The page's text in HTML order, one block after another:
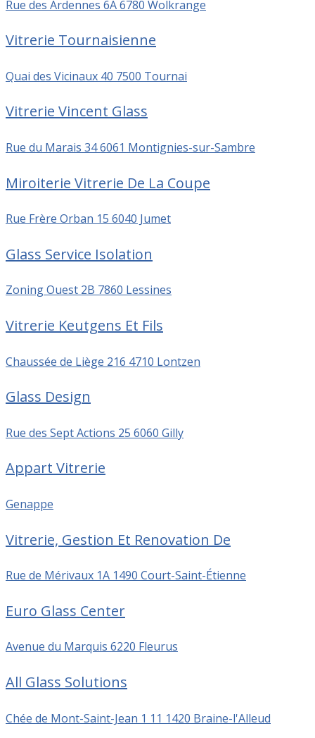
Rue des Ardennes 6A 6780 Wolkrange
Vitrerie Tournaisienne
Quai des Vicinaux 40 7500 Tournai
Vitrerie Vincent Glass
Rue du Marais 34 6061 Montignies-sur-Sambre
Miroiterie Vitrerie De La Coupe
Rue Frère Orban 15 6040 Jumet
Glass Service Isolation
Zoning Ouest 2B 7860 Lessines
Vitrerie Keutgens Et Fils
Chaussée de Liège 216 4710 Lontzen
Glass Design
Rue des Sept Actions 25 6060 Gilly
Appart Vitrerie
Genappe
Vitrerie, Gestion Et Renovation De
Rue de Mérivaux 1A 1490 Court-Saint-Étienne
Euro Glass Center
Avenue du Marquis 6220 Fleurus
All Glass Solutions
Chée de Mont-Saint-Jean 1 11 1420 Braine-l'Alleud